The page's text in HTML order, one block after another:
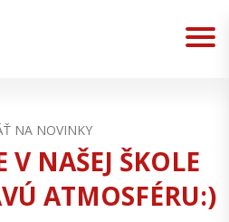
NA NOVINKY
NAŠEJ ŠKOLE
ATMOSFÉRU:)